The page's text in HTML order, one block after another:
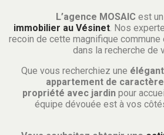
L’agence MOSAIC est
immobilier au Vésinet. Nos
recoin de cette magnifique
dans la recherche de
Que vous recherchiez une
appartement de caractère
propriété avec jardin pour
équipe dévouée est à vos